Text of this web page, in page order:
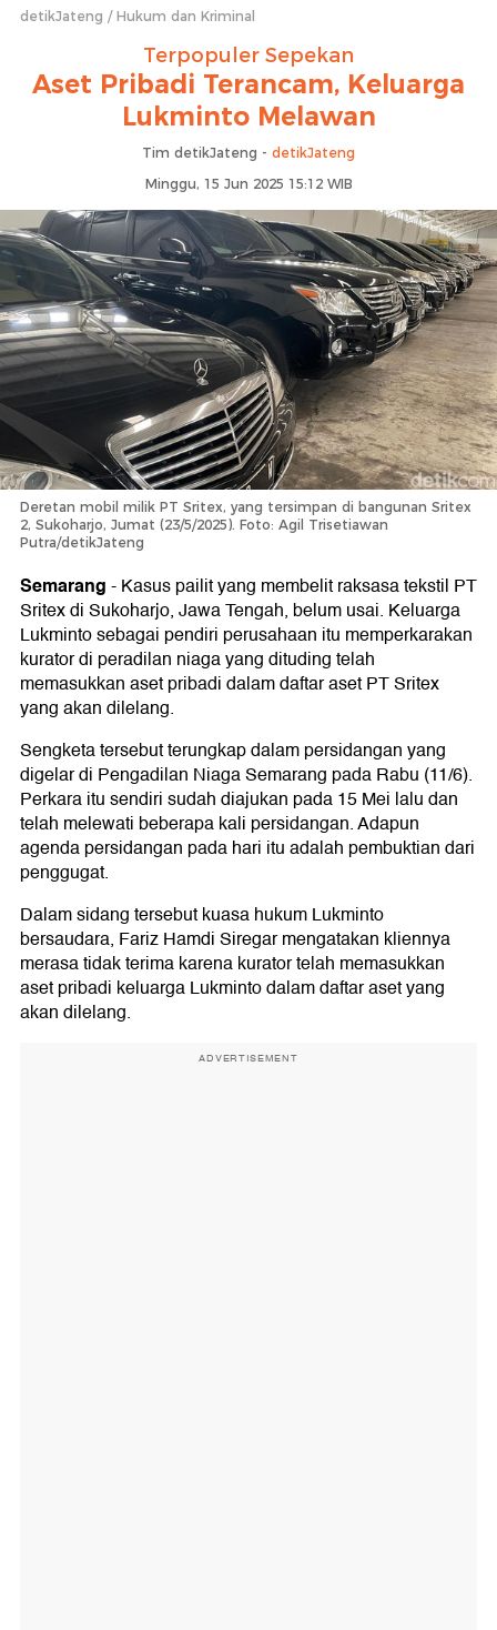
detikJateng Hukum dan Kriminal
Terpopuler Sepekan
Aset Pribadi Terancam, Keluarga
Lukminto Melawan
Tim detikJateng - detikJateng
Minggu, 15 Jun 2025 15:12 WIB
Deretan mobil milik PT Sritex, yang tersimpan di bangunan Sritex
2, Sukoharjo, Jumat (23/5/2025). Foto: Agil Trisetiawan
Putra/detikJateng
Semarang-Kasus pailit yang membelit raksasa tekstil PT
Sritex di Sukoharjo, Jawa Tengah, belum usai. Keluarga
Lukminto sebagai pendiri perusahaan itu memperkarakan
kurator di peradilan niaga yang dituding telah
memasukkan aset pribadi dalam daftar aset PT Sritex
yang akan dilelang.
Sengketa tersebut terungkap dalam persidangan yang
digelar di Pengadilan Niaga Semarang pada Rabu (11/6).
Perkara itu sendiri sudah diajukan pada 15 Mei lalu dan
telah melewati beberapa kali persidangan. Adapun
agenda persidangan pada hari itu adalah pembuktian dari
penggugat.
Dalam sidang tersebut kuasa hukum Lukminto
bersaudara, Fariz Hamdi Siregar mengatakan kliennya
merasa tidak terima karena kurator telah memasukkan
aset pribadi keluarga Lukminto dalam daftar aset yang
akan dilelang.
ADVERTISEMENT